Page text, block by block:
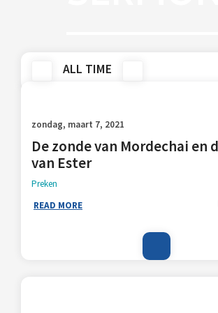
ALL TIME
zondag, maart 7, 2021
De zonde van Mordechai en
van Ester
Preken
READ MORE